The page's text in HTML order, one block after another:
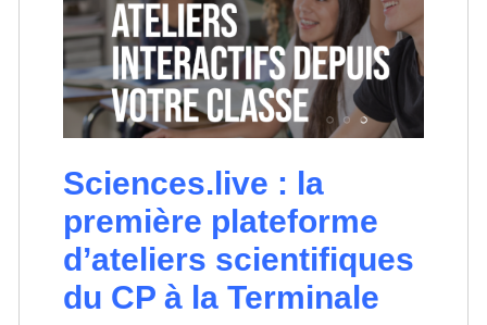
Sciences.live : la
première plateforme
d’ateliers scientifiques
du CP à la Terminale